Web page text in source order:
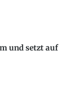
und setzt auf